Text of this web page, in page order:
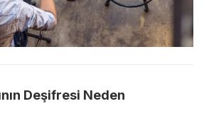
Deşifresi Neden